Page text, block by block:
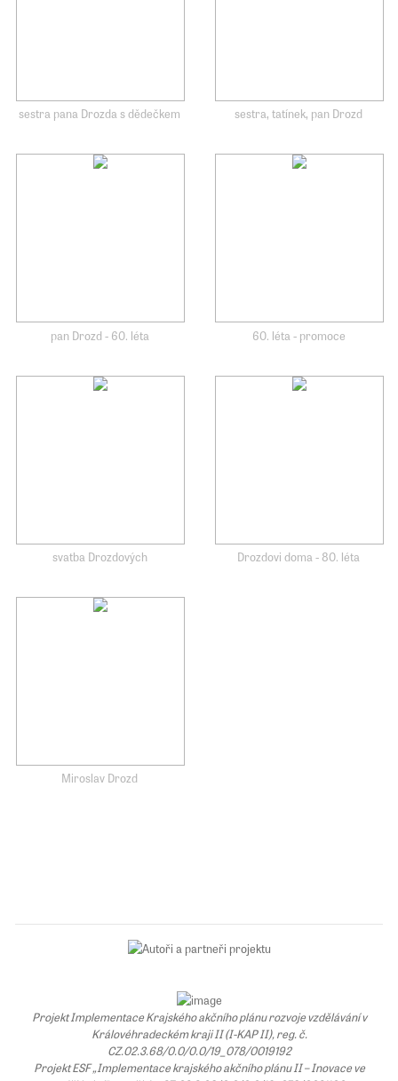
sestra pana Drozda s dědečkem sestra, tatínek, pan Drozd
pan Drozd - 60. léta 60. léta - promoce
svatba Drozdových Drozdovi doma - 80. léta
Miroslav Drozd
Projekt Implementace Krajského akčního plánu rozvoje vzdělávání v
Královéhradeckém kraji II (I-KAP II), reg. č.
CZ.02.3.68/0.0/0.0/19_078/0019192
Projekt ESF „Implementace krajského akčního plánu II – Inovace ve